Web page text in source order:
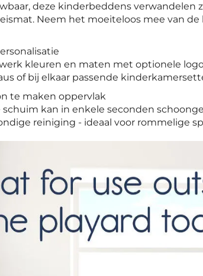
deze kinderbeddens verwandelen
Neem het moeiteloos mee van
kleuren en maten met optionele
of bij elkaar passende
te maken oppervlak
kan in enkele seconden
reiniging - ideaal voor rommelige